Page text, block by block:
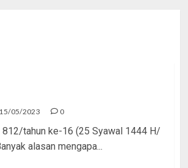
15/05/2023 0
tahun ke-16 (25 Syawal 1444 H/
alasan mengapa...